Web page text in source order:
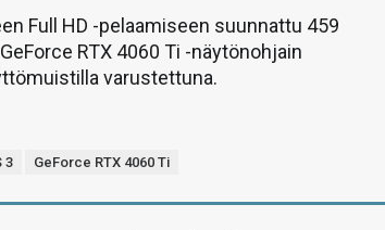
Full HD -pelaamiseen suunnattu 459
RTX 4060 Ti -näytönohjain
varustettuna.
3 GeForce RTX 4060 Ti